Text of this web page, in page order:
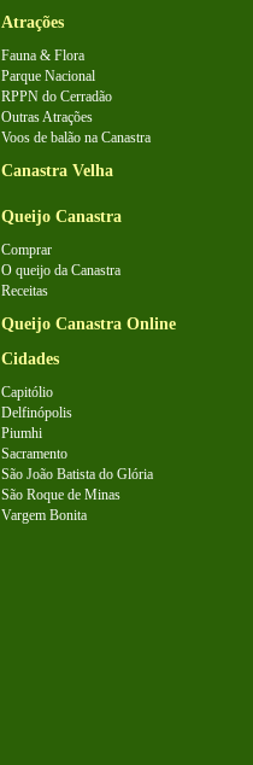
Atrações
Fauna & Flora
Parque Nacional
RPPN do Cerradão
Outras Atrações
Voos de balão na Canastra
Canastra Velha
Queijo Canastra
Comprar
O queijo da Canastra
Receitas
Queijo Canastra Online
Cidades
Capitólio
Delfinópolis
Piumhi
Sacramento
São João Batista do Glória
São Roque de Minas
Vargem Bonita